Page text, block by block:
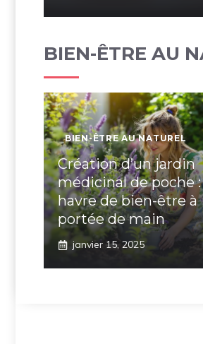
BIEN-ÊTRE AU
BIEN-ÊTRE AU NATUREL
Création d’un jardin
médicinal de poche
havre de bien-être à
portée de main
janvier 15, 2025